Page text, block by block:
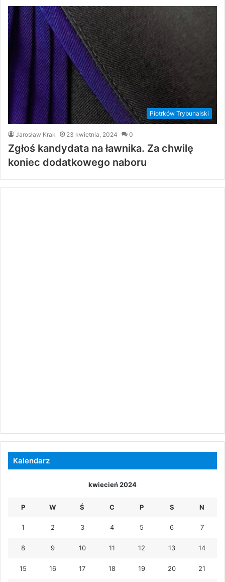
Piotrków Trybunalski
Jarosław Krak 23 kwietnia, 2024 0
Zgłoś kandydata na ławnika. Za chwilę
koniec dodatkowego naboru
Kalendarz
kwiecień 2024
P W Ś C P S N
1 2 3 4 5 6 7
8 9 10 11 12 13 14
15 16 17 18 19 20 21